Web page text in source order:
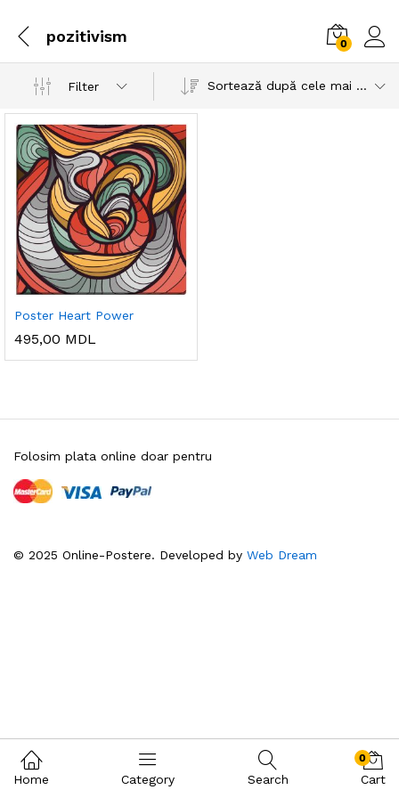
pozitivism 0
Filter Sortează după cele mai recente
Poster Heart Power
495,00 MDL
© 2025 Online-Postere. Developed by Web Dream
Folosim plata online doar pentru
Home Category Search
0
Cart